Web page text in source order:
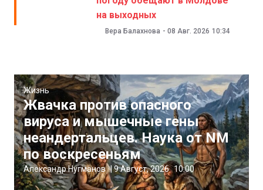
на выходных
Вера Балахнова - 08 Авг. 2026 10:34
Жизнь
Жвачка против опасного
вируса и мышечные гены
неандертальцев. Наука от NM
по воскресеньям
Александр Нугманов | 9 Август, 2026 10:00